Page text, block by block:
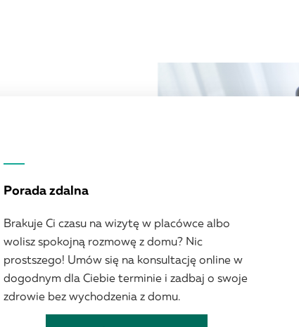
Porada zdalna
Brakuje Ci czasu na wizytę w placówce albo
wolisz spokojną rozmowę z domu? Nic
prostszego! Umów się na konsultację online w
dogodnym dla Ciebie terminie i zadbaj o swoje
zdrowie bez wychodzenia z domu.